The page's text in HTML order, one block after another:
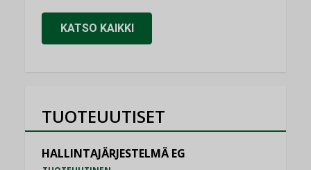
KATSO KAIKKI
TUOTEUUTISET
HALLINTAJÄRJESTELMÄ EG